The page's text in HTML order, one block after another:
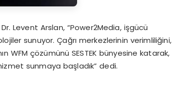
Levent Arslan, “Power2Media, işgücü
sunuyor. Çağrı merkezlerinin verimliliğini,
WFM çözümünü SESTEK bünyesine katarak,
sunmaya başladık” dedi.